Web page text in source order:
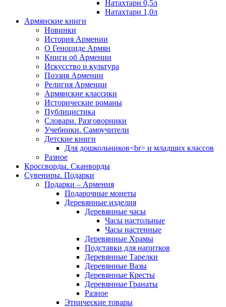
Натахтари 0,5л
Натахтари 1,0л
Армянские книги
Новинки
История Армении
О Геноциде Армян
Книги об Армении
Иcкусство и культура
Поэзия Армении
Религия Армении
Армянские классики
Исторические романы
Публицистика
Словари. Разговорники
Учебники. Самоучители
Детские книги
Для дошкольников<br> и младших классов
Разное
Кроссворды. Сканворды
Сувениры. Подарки
Подарки – Армения
Подарочные монеты
Деревянные изделия
Деревянные часы
Часы настольные
Часы настенные
Деревянные Храмы
Подставки для напитков
Деревянные Тарелки
Деревянные Вазы
Деревянные Кресты
Деревянные Гранаты
Разное
Этнические товары